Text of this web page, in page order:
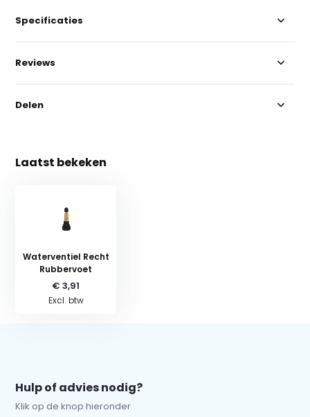
Specificaties
Reviews
Delen
Laatst bekeken
Waterventiel Recht
Rubbervoet
€ 3,91
Excl. btw
Hulp of advies nodig?
Klik op de knop hieronder